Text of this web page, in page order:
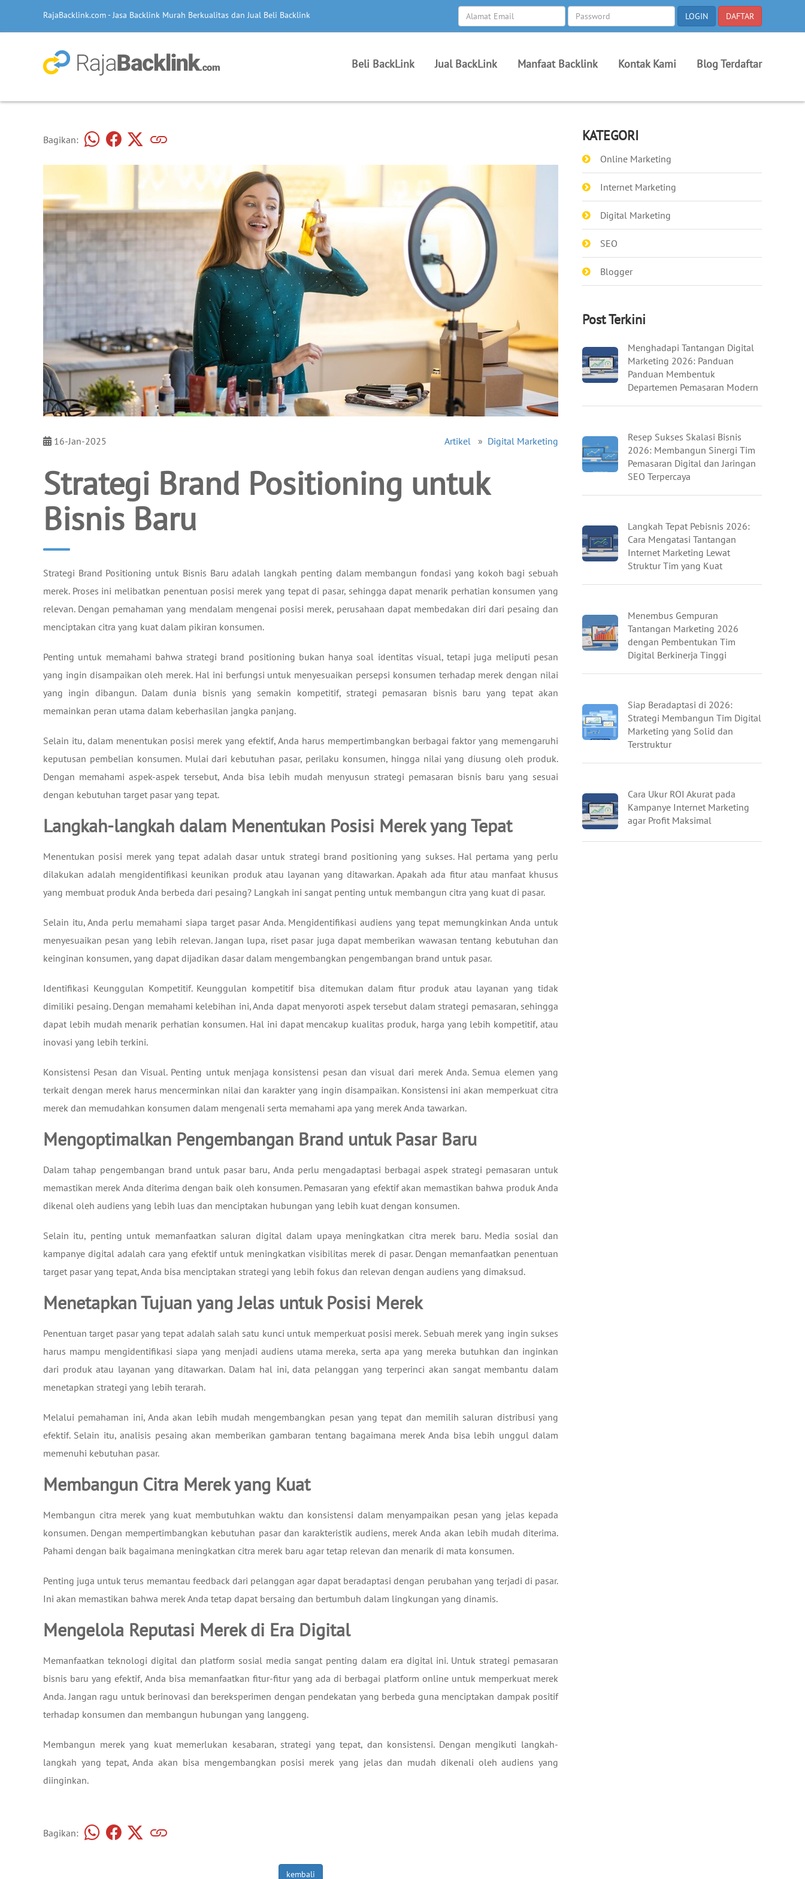
RajaBacklink.com - Jasa Backlink Murah Berkualitas dan Jual Beli Backlink
Beli BackLink Jual BackLink Manfaat Backlink Kontak Kami Blog Terdaftar
Bagikan:
16-Jan-2025 Artikel » Digital Marketing
Strategi Brand Positioning untuk
Bisnis Baru
Strategi Brand Positioning untuk Bisnis Baru adalah langkah penting dalam membangun fondasi yang kokoh bagi sebuah
merek. Proses ini melibatkan penentuan posisi merek yang tepat di pasar, sehingga dapat menarik perhatian konsumen yang
relevan. Dengan pemahaman yang mendalam mengenai posisi merek, perusahaan dapat membedakan diri dari pesaing dan
menciptakan citra yang kuat dalam pikiran konsumen.
Penting untuk memahami bahwa strategi brand positioning bukan hanya soal identitas visual, tetapi juga meliputi pesan
yang ingin disampaikan oleh merek. Hal ini berfungsi untuk menyesuaikan persepsi konsumen terhadap merek dengan nilai
yang ingin dibangun. Dalam dunia bisnis yang semakin kompetitif, strategi pemasaran bisnis baru yang tepat akan
memainkan peran utama dalam keberhasilan jangka panjang.
Selain itu, dalam menentukan posisi merek yang efektif, Anda harus mempertimbangkan berbagai faktor yang memengaruhi
keputusan pembelian konsumen. Mulai dari kebutuhan pasar, perilaku konsumen, hingga nilai yang diusung oleh produk.
Dengan memahami aspek-aspek tersebut, Anda bisa lebih mudah menyusun strategi pemasaran bisnis baru yang sesuai
dengan kebutuhan target pasar yang tepat.
Langkah-langkah dalam Menentukan Posisi Merek yang Tepat
Menentukan posisi merek yang tepat adalah dasar untuk strategi brand positioning yang sukses. Hal pertama yang perlu
dilakukan adalah mengidentifikasi keunikan produk atau layanan yang ditawarkan. Apakah ada fitur atau manfaat khusus
yang membuat produk Anda berbeda dari pesaing? Langkah ini sangat penting untuk membangun citra yang kuat di pasar.
Selain itu, Anda perlu memahami siapa target pasar Anda. Mengidentifikasi audiens yang tepat memungkinkan Anda untuk
menyesuaikan pesan yang lebih relevan. Jangan lupa, riset pasar juga dapat memberikan wawasan tentang kebutuhan dan
keinginan konsumen, yang dapat dijadikan dasar dalam mengembangkan pengembangan brand untuk pasar.
Identifikasi Keunggulan Kompetitif. Keunggulan kompetitif bisa ditemukan dalam fitur produk atau layanan yang tidak
dimiliki pesaing. Dengan memahami kelebihan ini, Anda dapat menyoroti aspek tersebut dalam strategi pemasaran, sehingga
dapat lebih mudah menarik perhatian konsumen. Hal ini dapat mencakup kualitas produk, harga yang lebih kompetitif, atau
inovasi yang lebih terkini.
Konsistensi Pesan dan Visual. Penting untuk menjaga konsistensi pesan dan visual dari merek Anda. Semua elemen yang
terkait dengan merek harus mencerminkan nilai dan karakter yang ingin disampaikan. Konsistensi ini akan memperkuat citra
merek dan memudahkan konsumen dalam mengenali serta memahami apa yang merek Anda tawarkan.
Mengoptimalkan Pengembangan Brand untuk Pasar Baru
Dalam tahap pengembangan brand untuk pasar baru, Anda perlu mengadaptasi berbagai aspek strategi pemasaran untuk
memastikan merek Anda diterima dengan baik oleh konsumen. Pemasaran yang efektif akan memastikan bahwa produk Anda
dikenal oleh audiens yang lebih luas dan menciptakan hubungan yang lebih kuat dengan konsumen.
Selain itu, penting untuk memanfaatkan saluran digital dalam upaya meningkatkan citra merek baru. Media sosial dan
kampanye digital adalah cara yang efektif untuk meningkatkan visibilitas merek di pasar. Dengan memanfaatkan penentuan
target pasar yang tepat, Anda bisa menciptakan strategi yang lebih fokus dan relevan dengan audiens yang dimaksud.
Menetapkan Tujuan yang Jelas untuk Posisi Merek
Penentuan target pasar yang tepat adalah salah satu kunci untuk memperkuat posisi merek. Sebuah merek yang ingin sukses
harus mampu mengidentifikasi siapa yang menjadi audiens utama mereka, serta apa yang mereka butuhkan dan inginkan
dari produk atau layanan yang ditawarkan. Dalam hal ini, data pelanggan yang terperinci akan sangat membantu dalam
menetapkan strategi yang lebih terarah.
Melalui pemahaman ini, Anda akan lebih mudah mengembangkan pesan yang tepat dan memilih saluran distribusi yang
efektif. Selain itu, analisis pesaing akan memberikan gambaran tentang bagaimana merek Anda bisa lebih unggul dalam
memenuhi kebutuhan pasar.
Membangun Citra Merek yang Kuat
Membangun citra merek yang kuat membutuhkan waktu dan konsistensi dalam menyampaikan pesan yang jelas kepada
konsumen. Dengan mempertimbangkan kebutuhan pasar dan karakteristik audiens, merek Anda akan lebih mudah diterima.
Pahami dengan baik bagaimana meningkatkan citra merek baru agar tetap relevan dan menarik di mata konsumen.
Penting juga untuk terus memantau feedback dari pelanggan agar dapat beradaptasi dengan perubahan yang terjadi di pasar.
Ini akan memastikan bahwa merek Anda tetap dapat bersaing dan bertumbuh dalam lingkungan yang dinamis.
Mengelola Reputasi Merek di Era Digital
Memanfaatkan teknologi digital dan platform sosial media sangat penting dalam era digital ini. Untuk strategi pemasaran
bisnis baru yang efektif, Anda bisa memanfaatkan fitur-fitur yang ada di berbagai platform online untuk memperkuat merek
Anda. Jangan ragu untuk berinovasi dan bereksperimen dengan pendekatan yang berbeda guna menciptakan dampak positif
terhadap konsumen dan membangun hubungan yang langgeng.
Membangun merek yang kuat memerlukan kesabaran, strategi yang tepat, dan konsistensi. Dengan mengikuti langkah-
langkah yang tepat, Anda akan bisa mengembangkan posisi merek yang jelas dan mudah dikenali oleh audiens yang
diinginkan.
Bagikan:
kembali
KATEGORI
Online Marketing
Internet Marketing
Digital Marketing
SEO
Blogger
Post Terkini
Menghadapi Tantangan Digital
Marketing 2026: Panduan
Panduan Membentuk
Departemen Pemasaran Modern
Resep Sukses Skalasi Bisnis
2026: Membangun Sinergi Tim
Pemasaran Digital dan Jaringan
SEO Terpercaya
Langkah Tepat Pebisnis 2026:
Cara Mengatasi Tantangan
Internet Marketing Lewat
Struktur Tim yang Kuat
Menembus Gempuran
Tantangan Marketing 2026
dengan Pembentukan Tim
Digital Berkinerja Tinggi
Siap Beradaptasi di 2026:
Strategi Membangun Tim Digital
Marketing yang Solid dan
Terstruktur
Cara Ukur ROI Akurat pada
Kampanye Internet Marketing
agar Profit Maksimal